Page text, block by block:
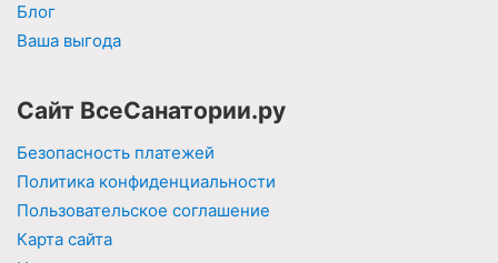
Блог
Ваша выгода
Сайт ВсеСанатории.ру
Безопасность платежей
Политика конфиденциальности
Пользовательское соглашение
Карта сайта